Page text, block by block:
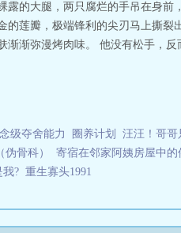
露的大腿，两只腐烂的手吊在身前
莲瓣，极端锋利的尖刃马上撕裂
渐渐弥漫烤肉味。 他没有松手，反
级夺舍能力 圈养计划
汪汪！哥哥
骨科）
寄宿在邻家阿姨房屋中的
? 重生寡头1991